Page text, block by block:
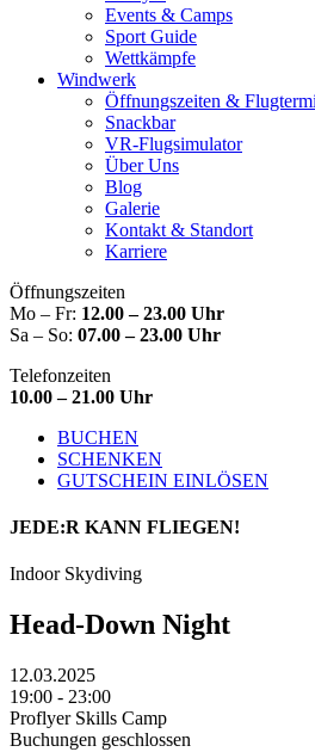
Events & Camps
Sport Guide
Wettkämpfe
Windwerk
Öffnungszeiten &
Snackbar
VR-Flugsimulator
Über Uns
Blog
Galerie
Kontakt & Standort
Karriere
Öffnungszeiten
Mo – Fr: 12.00 – 23.00 Uhr
Sa – So: 07.00 – 23.00 Uhr
Telefonzeiten
10.00 – 21.00 Uhr
BUCHEN
SCHENKEN
GUTSCHEIN EINLÖSEN
JEDE:R KANN FLIEGEN!
Indoor Skydiving
Head-Down Night
12.03.2025
19:00 - 23:00
Proflyer Skills Camp
Buchungen geschlossen